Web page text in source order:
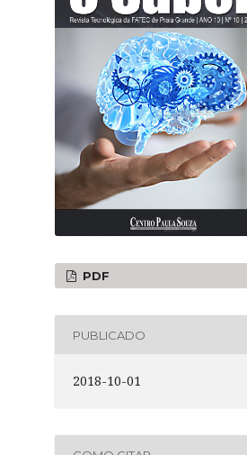
PDF
PUBLICADO
2018-10-01